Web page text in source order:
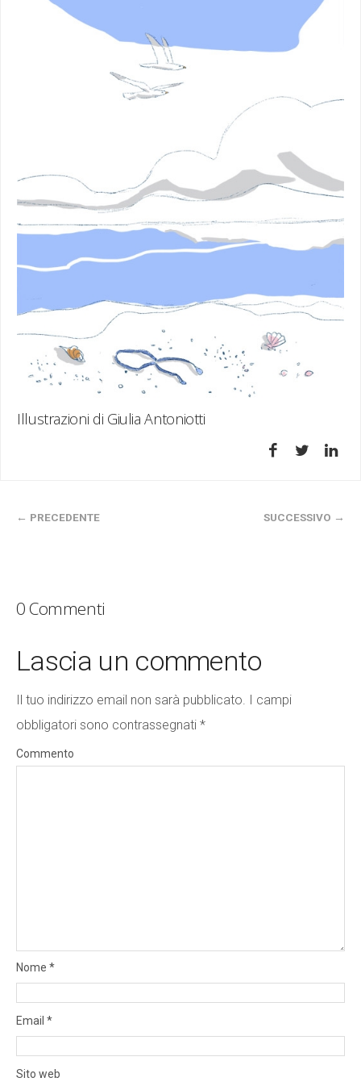
Illustrazioni di Giulia Antoniotti
← PRECEDENTE SUCCESSIVO →
0 Commenti
Lascia un commento
Il tuo indirizzo email non sarà pubblicato. I campi
obbligatori sono contrassegnati *
Commento
Nome *
Email *
Sito web